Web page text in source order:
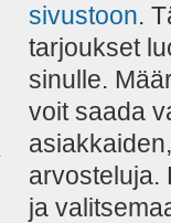
sivustoon.
tarjoukset
sinulle.
voit saada
arvosteluja.
ja